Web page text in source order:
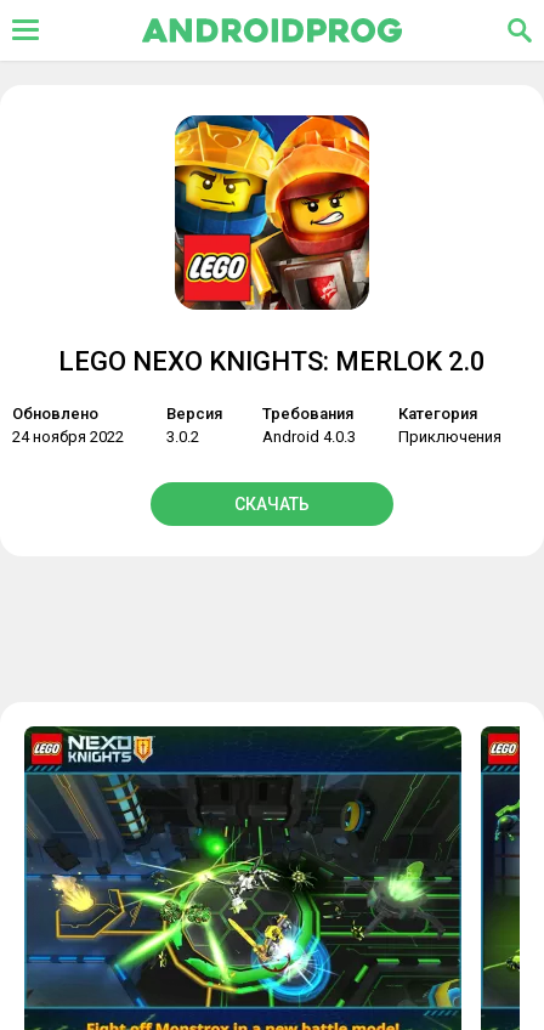
LEGO NEXO KNIGHTS: MERLOK 2.0
Обновлено
24 ноября 2022
Версия
3.0.2
Требования
Android 4.0.3
Категория
Приключения
СКАЧАТЬ